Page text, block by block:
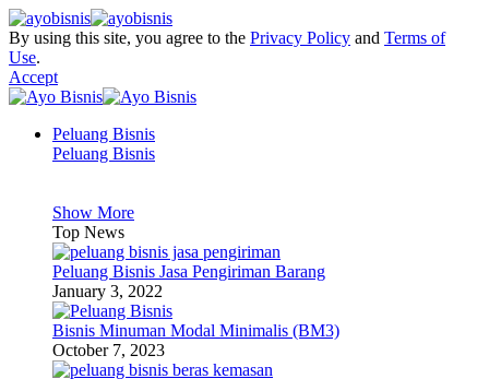
By using this site, you agree to the Privacy Policy and Terms of
Use.
Accept
Peluang Bisnis
Peluang Bisnis
Show More
Top News
Peluang Bisnis Jasa Pengiriman Barang
January 3, 2022
Bisnis Minuman Modal Minimalis (BM3)
October 7, 2023